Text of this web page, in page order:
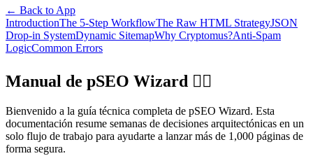
← Back to App
IntroductionThe 5-Step WorkflowThe Raw HTML StrategyJSON
Drop-in SystemDynamic SitemapWhy Cryptomus?Anti-Spam
LogicCommon Errors
Manual de pSEO Wizard 🧙‍♂️
Bienvenido a la guía técnica completa de pSEO Wizard. Esta
documentación resume semanas de decisiones arquitectónicas en un
solo flujo de trabajo para ayudarte a lanzar más de 1,000 páginas de
forma segura.